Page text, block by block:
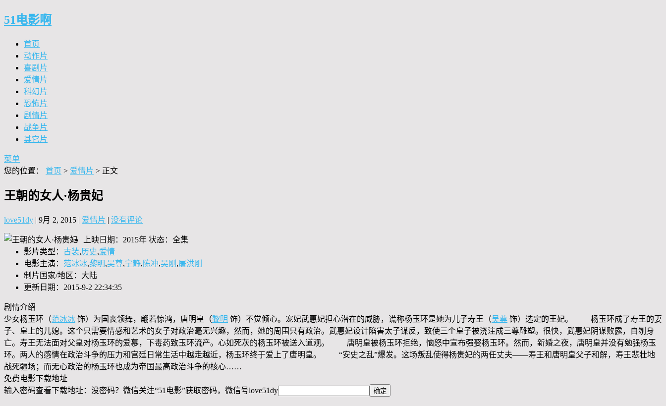
51电影啊
首页
动作片
喜剧片
爱情片
科幻片
恐怖片
剧情片
战争片
其它片
菜单
您的位置： 首页 > 爱情片 > 正文
王朝的女人·杨贵妃
love51dy | 9月 2, 2015 | 爱情片 | 没有评论
上映日期：2015年 状态：全集
影片类型： 古装,历史,爱情
电影主演： 范冰冰,黎明,吴尊,宁静, 陈冲,吴刚 ,屠洪刚
制片国家/地区：大陆
更新日期：2015-9-2 22:34:35
剧情介绍
少女杨玉环（范冰冰 饰）为国丧领舞，翩若惊鸿，唐明皇（黎明 饰）不觉倾心。宠妃武惠妃担心潜在的威胁，谎称杨玉环是她为儿子寿王（吴尊 饰）选定的王妃。 杨玉环成了寿王的妻
子、皇上的儿媳。这个只需要情感和艺术的女子对政治毫无兴趣，然而，她的周围只有政治。武惠妃设计陷害太子谋反，致使三个皇子被浇注成三尊雕塑。很快，武惠妃阴谋败露，自刎身
亡。寿王无法面对父皇对杨玉环的爱慕，下毒药致玉环流产。心如死灰的杨玉环被送入道观。 唐明皇被杨玉环拒绝，恼怒中宣布强娶杨玉环。然而，新婚之夜，唐明皇并没有勉强杨玉
环。两人的感情在政治斗争的压力和宫廷日常生活中越走越近，杨玉环终于爱上了唐明皇。 “安史之乱”爆发。这场叛乱使得杨贵妃的两任丈夫——寿王和唐明皇父子和解，寿王悲壮地
战死疆场；而无心政治的杨玉环也成为帝国最高政治斗争的核心……
免费电影下载地址
输入密码查看下载地址：没密码？微信关注“51电影”获取密码，微信号love51dy